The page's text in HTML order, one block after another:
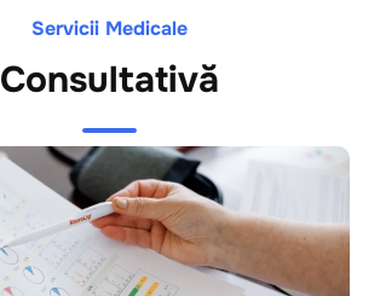
Servicii Medicale
Consultativă